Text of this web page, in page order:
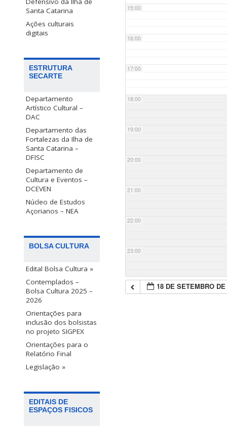
Santa Catarina
Ações culturais
digitais
ESTRUTURA
SECARTE
Departamento
Artístico Cultural –
DAC
Departamento das
Fortalezas da Ilha de
Santa Catarina –
DFISC
Departamento de
Cultura e Eventos –
DCEVEN
Núcleo de Estudos
Açorianos – NEA
BOLSA CULTURA
Edital Bolsa Cultura »
Contemplados –
Bolsa Cultura 2025 –
2026
Orientações para
inclusão dos bolsistas
no projeto SIGPEX
Orientações para o
Relatório Final
Legislação »
EDITAIS DE
ESPAÇOS FISICOS
15:00
16:00
17:00
18:00
19:00
20:00
21:00
22:00
23:00
18 DE SETEMBRO DE